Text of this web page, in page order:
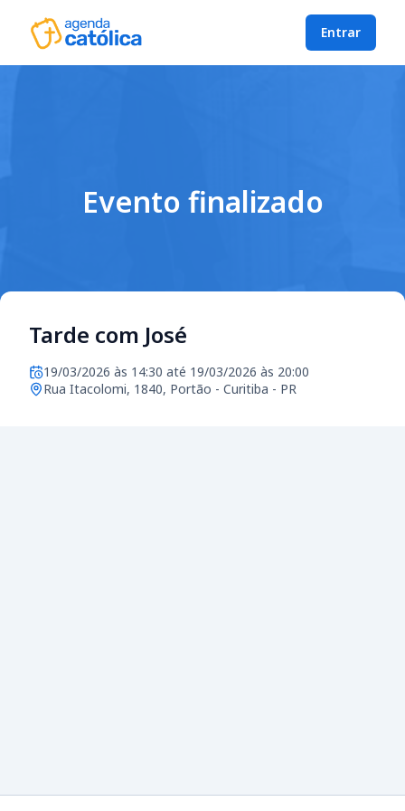
Entrar
Evento finalizado
Tarde com José
19/03/2026 às 14:30 até 19/03/2026 às 20:00
Rua Itacolomi, 1840, Portão - Curitiba - PR